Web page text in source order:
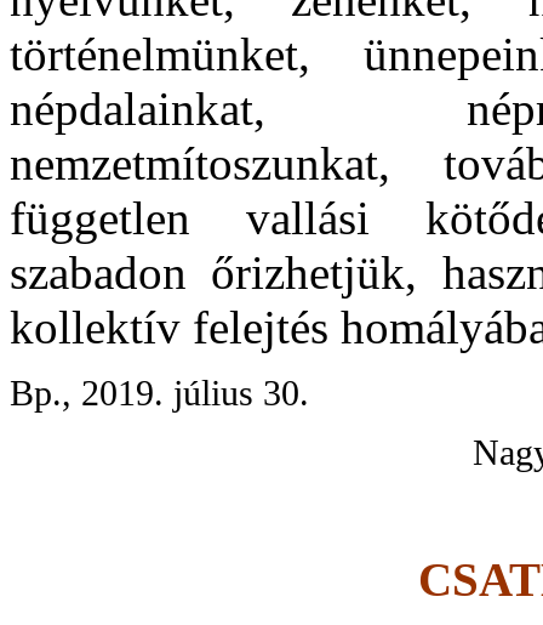
történelmünket,
népdalainkat,
nemzetmítoszunkat,
független vallási
szabadon őrizhetjük,
kollektív felejtés
Bp., 2019. július 30.